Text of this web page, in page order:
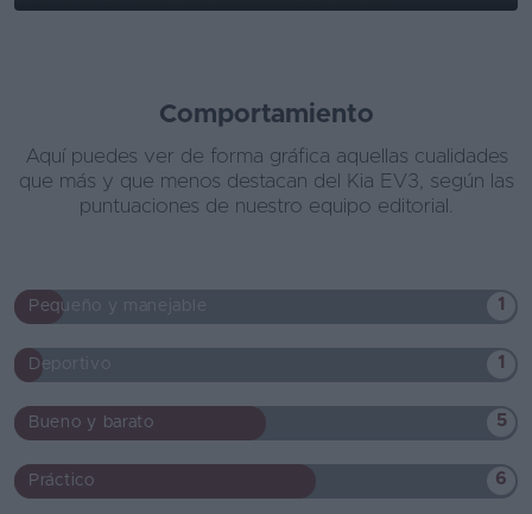
Comportamiento
Aquí puedes ver de forma gráfica aquellas cualidades
que más y que menos destacan del Kia EV3, según las
puntuaciones de nuestro equipo editorial.
Pequeño y manejable 1
Deportivo 1
Bueno y barato 5
Práctico 6